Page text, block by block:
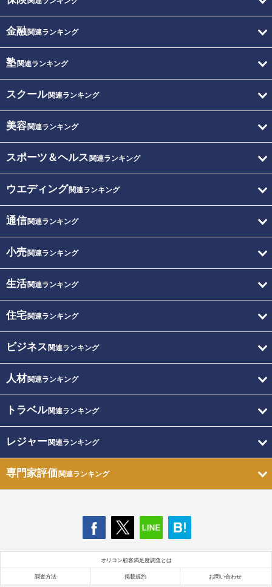
金融関連ランキング
塾関連ランキング
スクール関連ランキング
美容関連ランキング
スポーツ＆ヘルス 関連ランキング
ウエディング関連ランキング
通信関連ランキング
小売関連ランキング
生活関連ランキング
住宅関連ランキング
ビジネス 関連ランキング
人材関連ランキング
トラベル関連ランキング
レジャー関連ランキング
専門家評価関連ランキング
オリコン顧客満足度調査とは
調査方法 掲載規約 お問い合わせ